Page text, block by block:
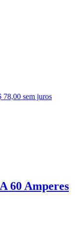
78,00 sem juros
60 Amperes